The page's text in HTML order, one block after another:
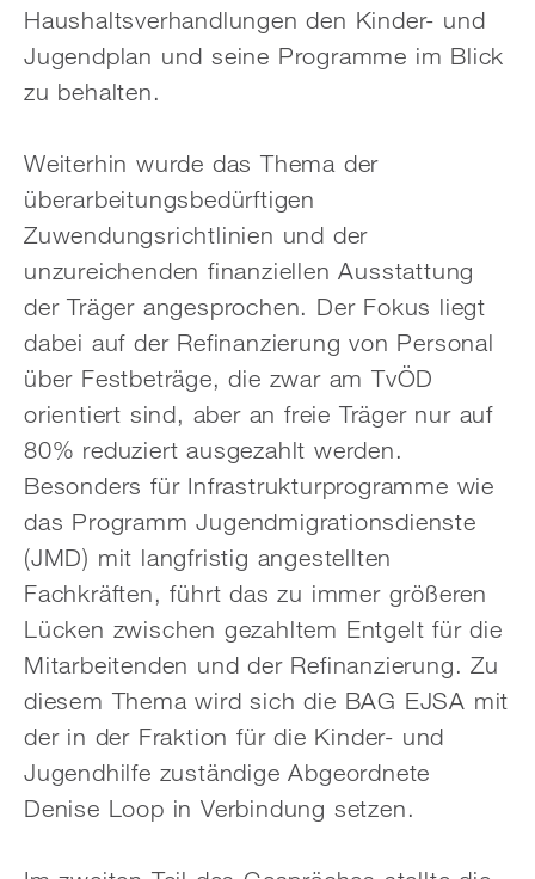
Haushaltsverhandlungen den Kinder- und
Jugendplan und seine Programme im Blick
zu behalten.
Weiterhin wurde das Thema der
überarbeitungsbedürftigen
Zuwendungsrichtlinien und der
unzureichenden finanziellen Ausstattung
der Träger angesprochen. Der Fokus liegt
dabei auf der Refinanzierung von Personal
über Festbeträge, die zwar am TvÖD
orientiert sind, aber an freie Träger nur auf
80% reduziert ausgezahlt werden.
Besonders für Infrastrukturprogramme wie
das Programm Jugendmigrationsdienste
(JMD) mit langfristig angestellten
Fachkräften, führt das zu immer größeren
Lücken zwischen gezahltem Entgelt für die
Mitarbeitenden und der Refinanzierung. Zu
diesem Thema wird sich die BAG EJSA mit
der in der Fraktion für die Kinder- und
Jugendhilfe zuständige Abgeordnete
Denise Loop in Verbindung setzen.